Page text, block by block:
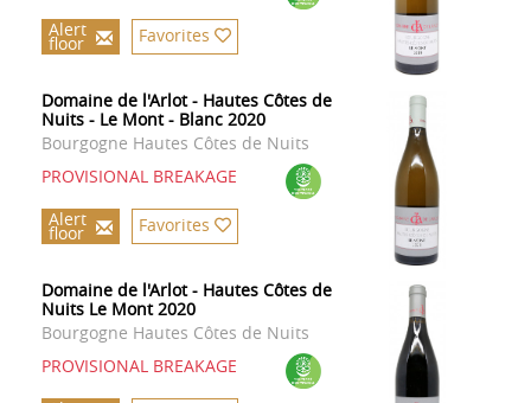
Alert
floor Favorites
Domaine de l'Arlot - Hautes Côtes de
Nuits - Le Mont - Blanc 2020
Bourgogne Hautes Côtes de Nuits
PROVISIONAL BREAKAGE
Alert
floor Favorites
Domaine de l'Arlot - Hautes Côtes de
Nuits Le Mont 2020
Bourgogne Hautes Côtes de Nuits
PROVISIONAL BREAKAGE